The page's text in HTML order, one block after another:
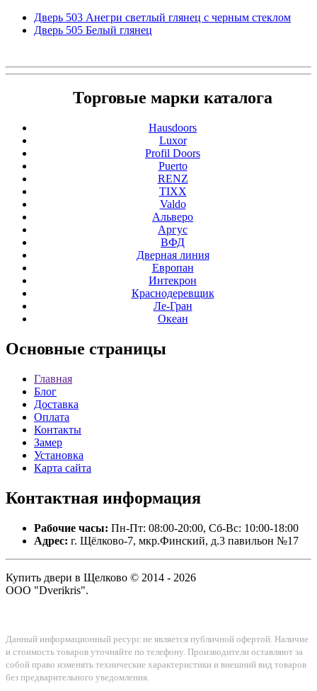
Дверь 503 Анегри светлый глянец с черным стеклом
Дверь 505 Белый глянец
Торговые марки каталога
Hausdoors
Luxor
Profil Doors
Puerto
RENZ
TIXX
Valdo
Альверо
Аргус
ВФД
Дверная линия
Европан
Интекрон
Краснодеревщик
Ле-Гран
Океан
Основные страницы
Главная
Блог
Доставка
Оплата
Контакты
Замер
Установка
Карта сайта
Контактная информация
Рабочие часы: Пн-Пт: 08:00-20:00, Сб-Вс: 10:00-18:00
Адрес: г. Щёлково-7, мкр.Финский, д.3 павильон №17
Купить двери в Щелково © 2014 - 2026
ООО "Dverikris".
Данный информационный ресурс не является публичной офертой. Наличие
и стоимость товаров уточняйте по телефону. Производители оставляют за
собой право изменять технические характеристики и внешний вид товаров
без предварительного уведомления.